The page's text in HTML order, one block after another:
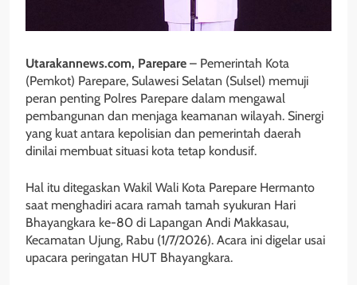
Utarakannews.com, Parepare – Pemerintah Kota
(Pemkot) Parepare, Sulawesi Selatan (Sulsel) memuji
peran penting Polres Parepare dalam mengawal
pembangunan dan menjaga keamanan wilayah. Sinergi
yang kuat antara kepolisian dan pemerintah daerah
dinilai membuat situasi kota tetap kondusif.
Hal itu ditegaskan Wakil Wali Kota Parepare Hermanto
saat menghadiri acara ramah tamah syukuran Hari
Bhayangkara ke-80 di Lapangan Andi Makkasau,
Kecamatan Ujung, Rabu (1/7/2026). Acara ini digelar usai
upacara peringatan HUT Bhayangkara.